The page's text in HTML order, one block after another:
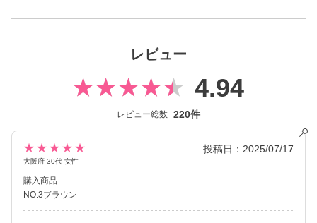
レビュー
4.94
レビュー総数 220件
★★★★★
大阪府 30代 女性
投稿日：2025/07/17
購入商品
NO.3ブラウン